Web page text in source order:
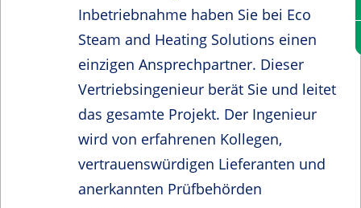
Inbetriebnahme haben Sie bei Eco
Steam and Heating Solutions einen
einzigen Ansprechpartner. Dieser
Vertriebsingenieur berät Sie und leitet
das gesamte Projekt. Der Ingenieur
wird von erfahrenen Kollegen,
vertrauenswürdigen Lieferanten und
anerkannten Prüfbehörden